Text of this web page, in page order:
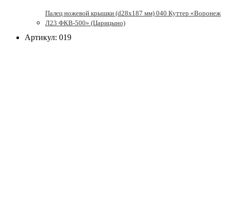
Палец ножевой крышки (d28x187 мм) 040 Куттер «Воронеж
Л23 ФКВ-500» (Царицыно)
Артикул: 019